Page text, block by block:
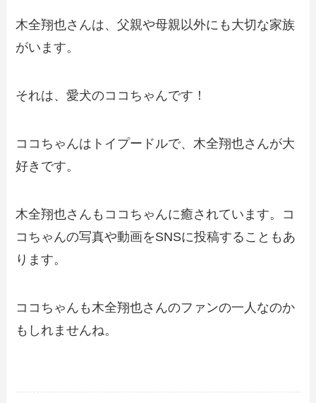
木全翔也さんは、父親や母親以外にも大切な家族
がいます。
それは、愛犬のココちゃんです！
ココちゃんはトイプードルで、木全翔也さんが大
好きです。
木全翔也さんもココちゃんに癒されています。コ
コちゃんの写真や動画をSNSに投稿することもあ
ります。
ココちゃんも木全翔也さんのファンの一人なのか
もしれませんね。